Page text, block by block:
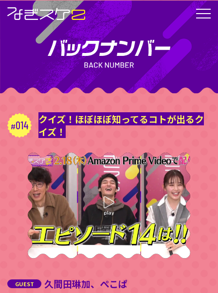
014
クイズ！ほぼほぼ知ってるコトが出るク
イズ！
久間田琳加、ぺこぱ